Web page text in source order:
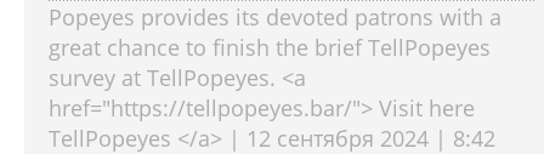
Popeyes provides its devoted patrons with a
great chance to finish the brief TellPopeyes
survey at TellPopeyes. <a
href="https://tellpopeyes.bar/"> Visit here
TellPopeyes </a> | 12 сентября 2024 | 8:42